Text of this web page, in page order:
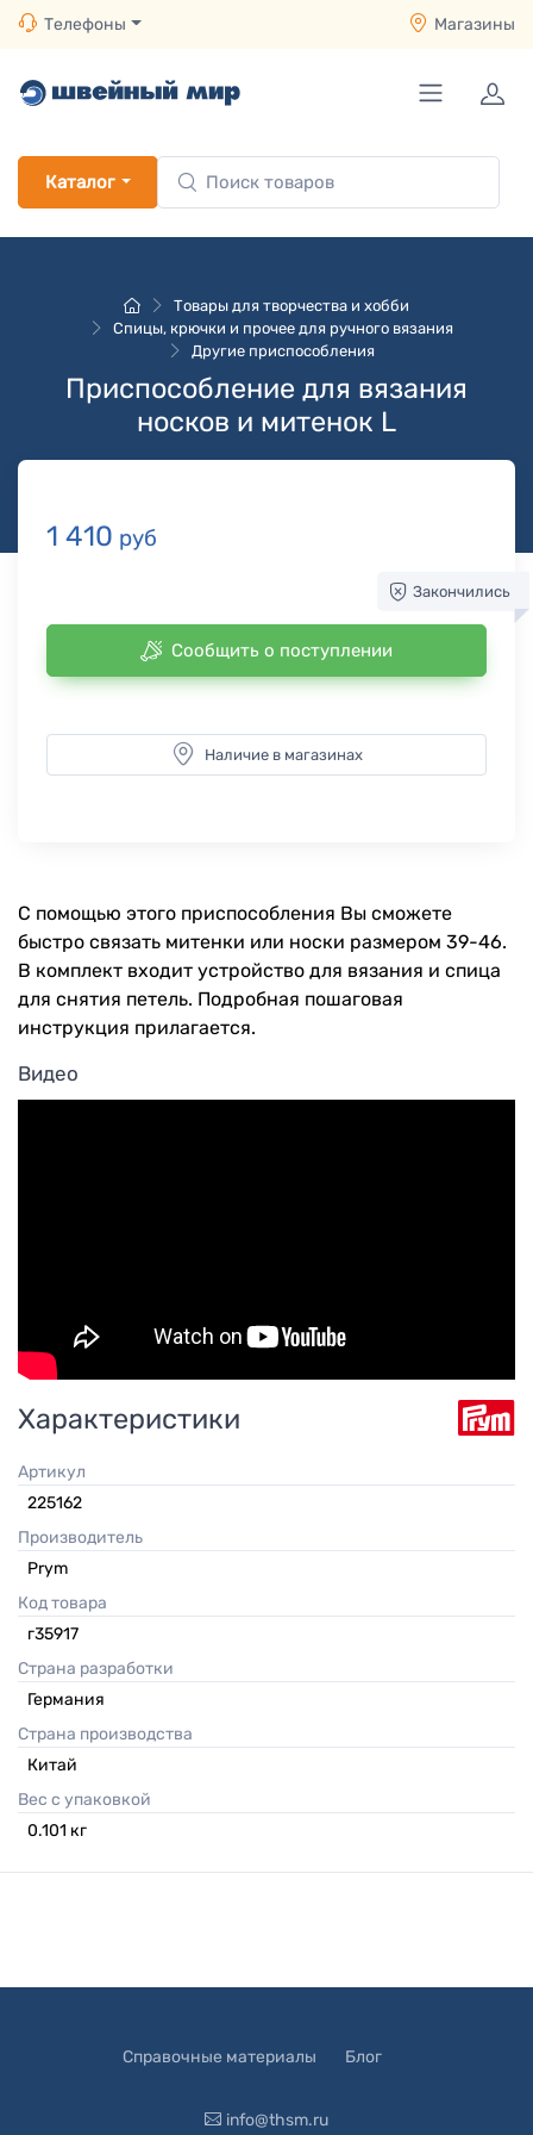
Телефоны Магазины
Каталог
Товары для творчества и хобби
Спицы, крючки и прочее для ручного вязания
Другие приспособления
Приспособление для вязания
носков и митенок L
1 410 руб
Закончились
Сообщить о поступлении
Наличие в магазинах
С помощью этого приспособления Вы сможете
быстро связать митенки или носки размером 39-46.
В комплект входит устройство для вязания и спица
для снятия петель. Подробная пошаговая
инструкция прилагается.
Видео
Характеристики
Артикул
225162
Производитель
Prym
Код товара
г35917
Страна разработки
Германия
Страна производства
Китай
Вес с упаковкой
0.101 кг
Справочные материалы Блог
info@thsm.ru